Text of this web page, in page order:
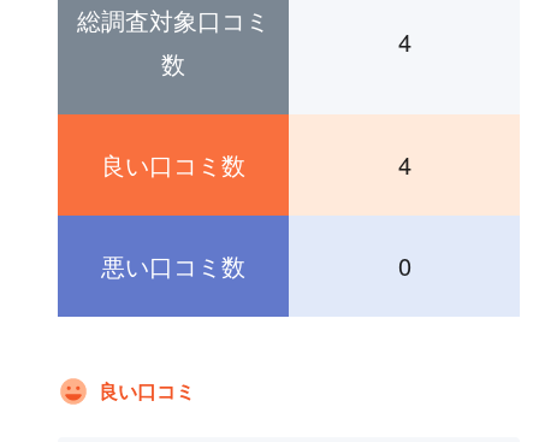
総調査対象口コミ
数
4
良い口コミ数 4
悪い口コミ数 0
良い口コミ